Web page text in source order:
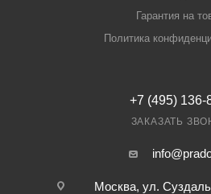
Гарантия на
Политика
+7 (495) 136-
ЗАКАЗАТЬ
Москва, ул.